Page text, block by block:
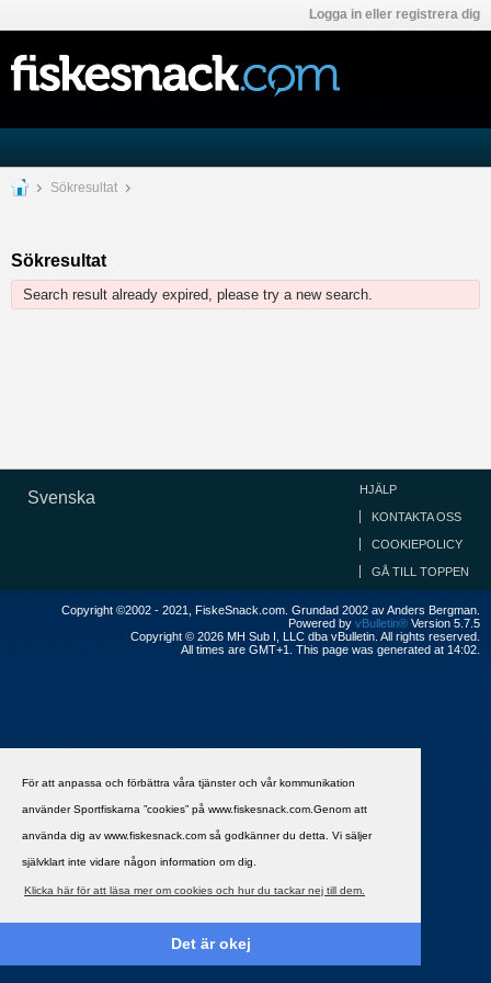
För att anpassa och förbättra våra tjänster och vår kommunikation
använder Sportfiskarna ”cookies” på www.fiskesnack.com.Genom att
använda dig av www.fiskesnack.com så godkänner du detta. Vi säljer
självklart inte vidare någon information om dig.
Klicka här för att läsa mer om cookies och hur du tackar nej till dem.
Det är okej
Logga in eller registrera dig
Sökresultat
Sökresultat
Search result already expired, please try a new search.
Svenska HJÄLP
KONTAKTA OSS
COOKIEPOLICY
GÅ TILL TOPPEN
Copyright ©2002 - 2021, FiskeSnack.com. Grundad 2002 av Anders Bergman.
Powered by vBulletin® Version 5.7.5
Copyright © 2026 MH Sub I, LLC dba vBulletin. All rights reserved.
All times are GMT+1. This page was generated at 14:02.